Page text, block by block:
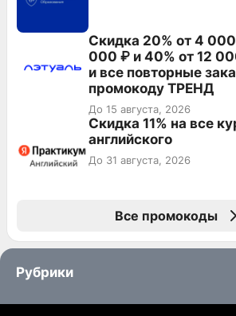
Скидка 20% от 4
000 ₽ и 40% от 12
и все повторные
промокоду ТРЕНД
До 15 августа, 2026
Скидка 11% на все
английского
До 31 августа, 2026
Все промокоды
Рубрики